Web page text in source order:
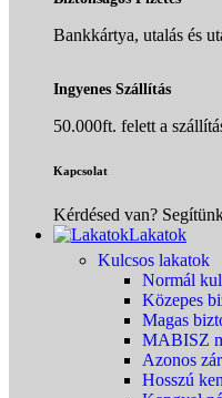
Bankkártya, utalás és
Ingyenes Szállítás
50.000ft. felett a
Kapcsolat
Kérdésed van?
Lakatok
Kulcsos lakatok
Normál
Közepes
Magas
MABISZ
Azonos
Hosszú